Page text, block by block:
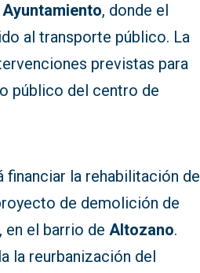
, donde el
al transporte público. La
previstas para
público del centro de
la rehabilitación de
de demolición de
, en el barrio deAltozano.
la reurbanización del